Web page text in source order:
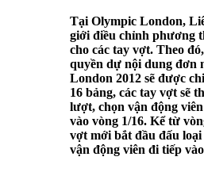
Tại Olympic London,
giới điều chỉnh phương
cho các tay vợt. Theo
quyền dự nội dung đơn
London 2012 sẽ được
16 bảng, các tay vợt sẽ
lượt, chọn vận động
vào vòng 1/16. Kể từ
vợt mới bắt đầu đấu
vận động viên đi tiếp